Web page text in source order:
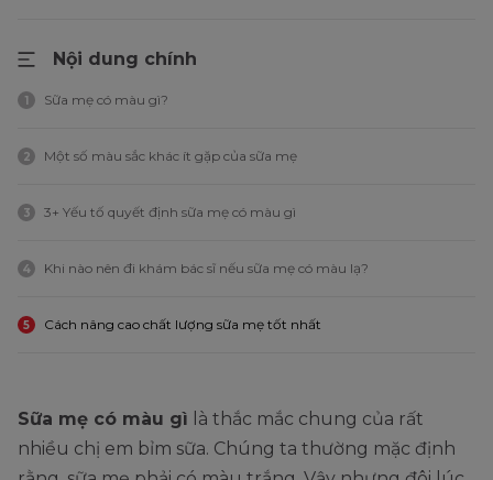
Nội dung chính
1 Sữa mẹ có màu gì?
2 Một số màu sắc khác ít gặp của sữa mẹ
3 3+ Yếu tố quyết định sữa mẹ có màu gì
4 Khi nào nên đi khám bác sĩ nếu sữa mẹ có màu lạ?
5 Cách nâng cao chất lượng sữa mẹ tốt nhất
Sữa mẹ có màu gì là thắc mắc chung của rất
nhiều chị em bỉm sữa. Chúng ta thường mặc định